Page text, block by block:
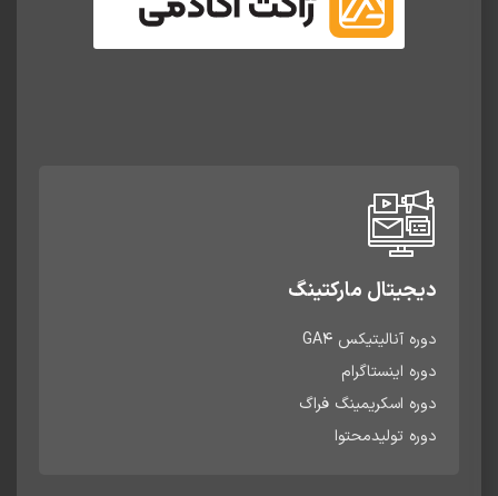
دیجیتال مارکتینگ
دوره آنالیتیکس GA4
دوره اینستاگرام
دوره اسکریمینگ فراگ
دوره تولیدمحتوا